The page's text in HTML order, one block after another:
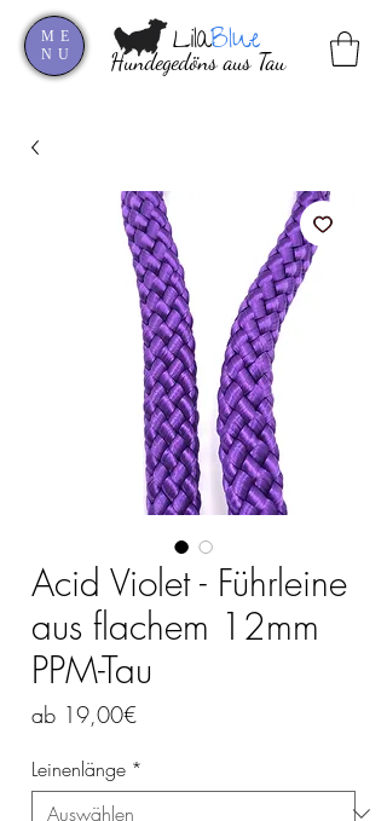
Hundegedöns aus Tau
LilaBlue
ME
NU
Acid Violet - Führleine
aus flachem 12mm
PPM-Tau
ab 19,00€
Leinenlänge *